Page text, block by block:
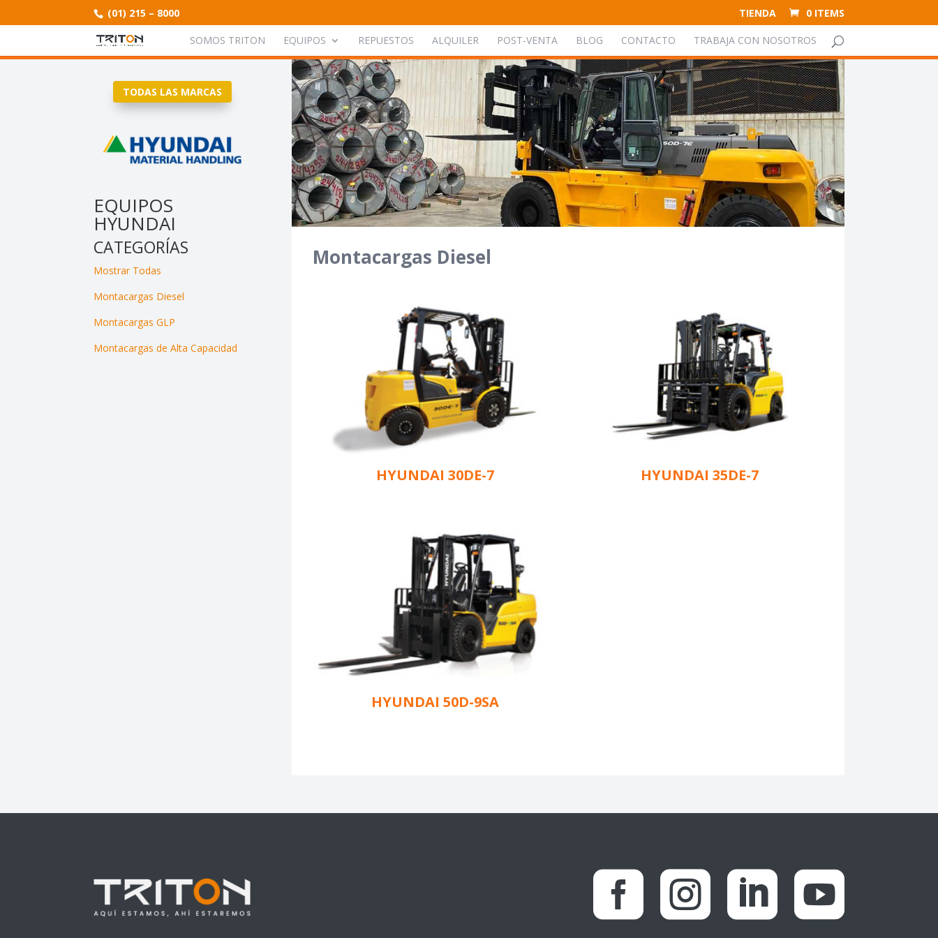
(01) 215 – 8000 TIENDA 0 ITEMS
SOMOS TRITON EQUIPOS REPUESTOS ALQUILER POST-VENTA BLOG CONTACTO TRABAJA CON NOSOTROS
TODAS LAS MARCAS
EQUIPOS
HYUNDAI
CATEGORÍAS
Mostrar Todas
Montacargas Diesel
Montacargas GLP
Montacargas de Alta Capacidad
Montacargas Diesel
HYUNDAI 30DE-7 HYUNDAI 35DE-7
HYUNDAI 50D-9SA
   